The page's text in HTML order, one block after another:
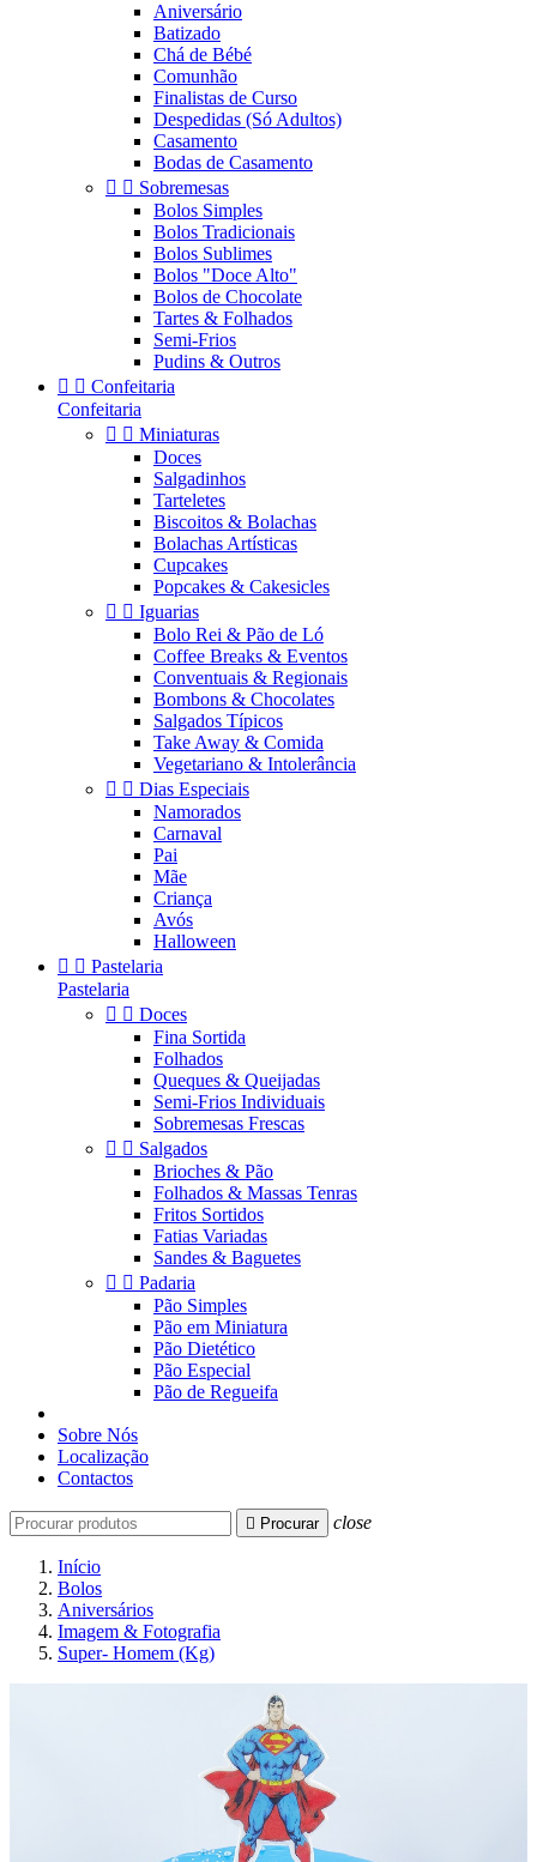
Aniversário
Batizado
Chá de Bébé
Comunhão
Finalistas de Curso
Despedidas (Só Adultos)
Casamento
Bodas de Casamento
  Sobremesas
Bolos Simples
Bolos Tradicionais
Bolos Sublimes
Bolos "Doce Alto"
Bolos de Chocolate
Tartes & Folhados
Semi-Frios
Pudins & Outros
  Confeitaria
Confeitaria
  Miniaturas
Doces
Salgadinhos
Tarteletes
Biscoitos & Bolachas
Bolachas Artísticas
Cupcakes
Popcakes & Cakesicles
  Iguarias
Bolo Rei & Pão de Ló
Coffee Breaks & Eventos
Conventuais & Regionais
Bombons & Chocolates
Salgados Típicos
Take Away & Comida
Vegetariano & Intolerância
  Dias Especiais
Namorados
Carnaval
Pai
Mãe
Criança
Avós
Halloween
  Pastelaria
Pastelaria
  Doces
Fina Sortida
Folhados
Queques & Queijadas
Semi-Frios Individuais
Sobremesas Frescas
  Salgados
Brioches & Pão
Folhados & Massas Tenras
Fritos Sortidos
Fatias Variadas
Sandes & Baguetes
  Padaria
Pão Simples
Pão em Miniatura
Pão Dietético
Pão Especial
Pão de Regueifa
Sobre Nós
Localização
Contactos
 Procurar close
Início
Bolos
Aniversários
Imagem & Fotografia
Super- Homem (Kg)